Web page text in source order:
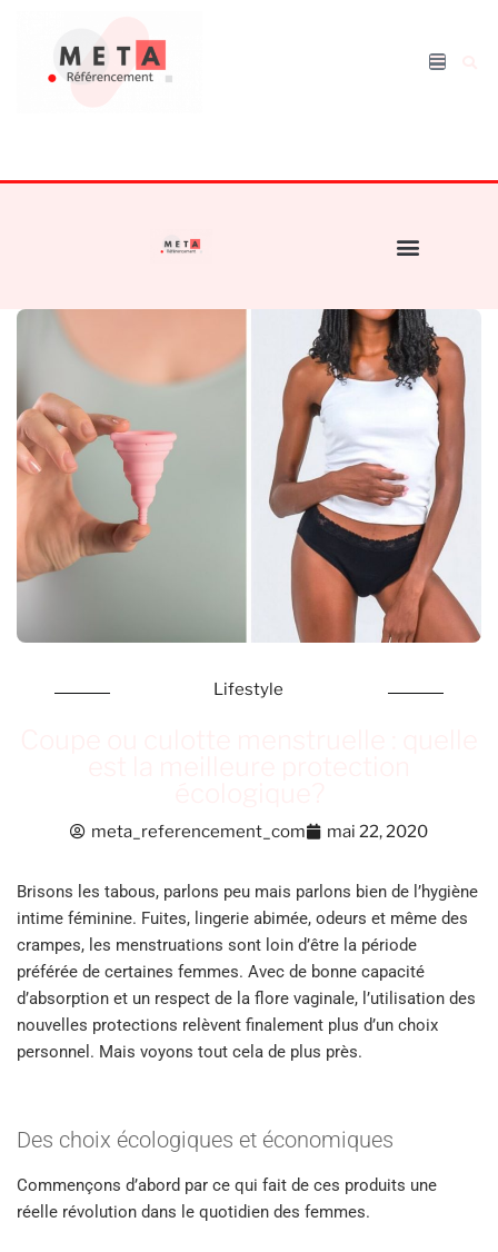
Lifestyle
meta_referencement_com mai 22, 2020
Brisons les tabous, parlons peu mais parlons bien de l’hygiène
intime féminine. Fuites, lingerie abimée, odeurs et même des
crampes, les menstruations sont loin d’être la période
préférée de certaines femmes. Avec de bonne capacité
d’absorption et un respect de la flore vaginale, l’utilisation des
nouvelles protections relèvent finalement plus d’un choix
personnel. Mais voyons tout cela de plus près.
Des choix écologiques et économiques
Commençons d’abord par ce qui fait de ces produits une
réelle révolution dans le quotidien des femmes.